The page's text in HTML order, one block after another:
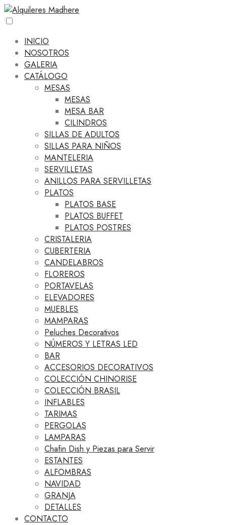
INICIO
NOSOTROS
GALERIA
CATÁLOGO
MESAS
MESAS
MESA BAR
CILINDROS
SILLAS DE ADULTOS
SILLAS PARA NIÑOS
MANTELERIA
SERVILLETAS
ANILLOS PARA SERVILLETAS
PLATOS
PLATOS BASE
PLATOS BUFFET
PLATOS POSTRES
CRISTALERIA
CUBERTERIA
CANDELABROS
FLOREROS
PORTAVELAS
ELEVADORES
MUEBLES
MAMPARAS
Peluches Decorativos
NÚMEROS Y LETRAS LED
BAR
ACCESORIOS DECORATIVOS
COLECCIÓN CHINORISE
COLECCIÓN BRASIL
INFLABLES
TARIMAS
PERGOLAS
LAMPARAS
Chafin Dish y Piezas para Servir
ESTANTES
ALFOMBRAS
NAVIDAD
GRANJA
DETALLES
CONTACTO